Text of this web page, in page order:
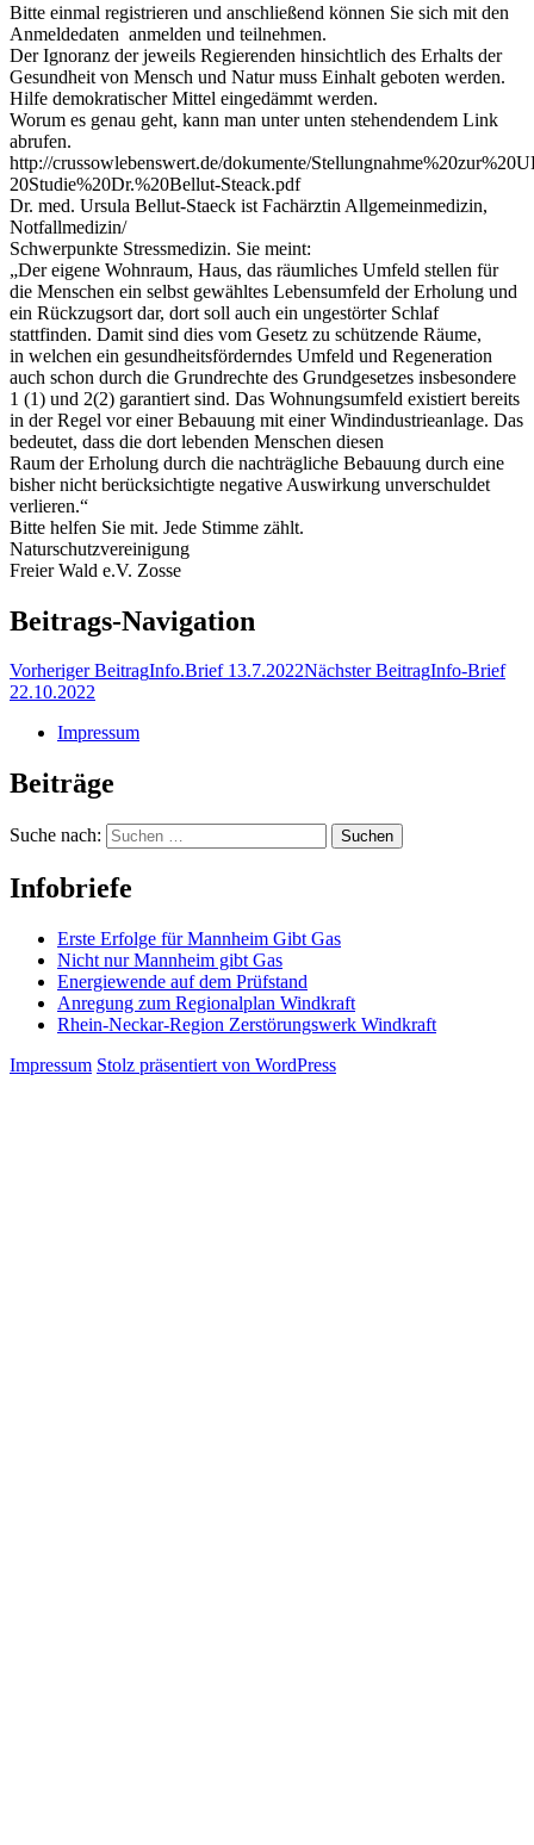
Bitte einmal registrieren und anschließend können Sie sich mit den
Anmeldedaten anmelden und teilnehmen.
Der Ignoranz der jeweils Regierenden hinsichtlich des Erhalts der
Gesundheit von Mensch und Natur muss Einhalt geboten werden.
Hilfe demokratischer Mittel eingedämmt werden.
Worum es genau geht, kann man unter unten stehendendem Link
abrufen.
http://crussowlebenswert.de/dokumente/
20Studie%20Dr.%20Bellut-Steack.pdf
Dr. med. Ursula Bellut-Staeck ist Fachärztin Allgemeinmedizin,
Notfallmedizin/
Schwerpunkte Stressmedizin. Sie meint:
„Der eigene Wohnraum, Haus, das räumliches Umfeld stellen für
die Menschen ein selbst gewähltes Lebensumfeld der Erholung und
ein Rückzugsort dar, dort soll auch ein ungestörter Schlaf
stattfinden. Damit sind dies vom Gesetz zu schützende Räume,
in welchen ein gesundheitsförderndes Umfeld und Regeneration
auch schon durch die Grundrechte des Grundgesetzes insbesondere
1 (1) und 2(2) garantiert sind. Das Wohnungsumfeld existiert bereits
in der Regel vor einer Bebauung mit einer Windindustrieanlage. Das
bedeutet, dass die dort lebenden Menschen diesen
Raum der Erholung durch die nachträgliche Bebauung durch eine
bisher nicht berücksichtigte negative Auswirkung unverschuldet
verlieren.“
Bitte helfen Sie mit. Jede Stimme zählt.
Naturschutzvereinigung
Freier Wald e.V. Zosse
Beitrags-Navigation
Vorheriger BeitragInfo.Brief 13.7.2022Nächster BeitragInfo-Brief
22.10.2022
Impressum
Beiträge
Suche nach:
Infobriefe
Erste Erfolge für Mannheim Gibt Gas
Nicht nur Mannheim gibt Gas
Energiewende auf dem Prüfstand
Anregung zum Regionalplan Windkraft
Rhein-Neckar-Region Zerstörungswerk Windkraft
Impressum Stolz präsentiert von WordPress